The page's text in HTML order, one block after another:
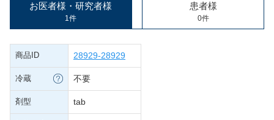
お医者様・研究者様
1件
患者様
0件
商品ID 28929-28929
冷蔵 不要
剤型 tab